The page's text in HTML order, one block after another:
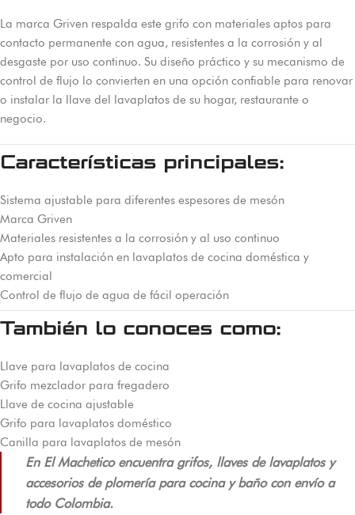
La marca Griven respalda este grifo con materiales aptos para
contacto permanente con agua, resistentes a la corrosión y al
desgaste por uso continuo. Su diseño práctico y su mecanismo de
control de flujo lo convierten en una opción confiable para renovar
o instalar la llave del lavaplatos de su hogar, restaurante o
negocio.
Características principales:
Sistema ajustable para diferentes espesores de mesón
Marca Griven
Materiales resistentes a la corrosión y al uso continuo
Apto para instalación en lavaplatos de cocina doméstica y
comercial
Control de flujo de agua de fácil operación
También lo conoces como:
Llave para lavaplatos de cocina
Grifo mezclador para fregadero
Llave de cocina ajustable
Grifo para lavaplatos doméstico
Canilla para lavaplatos de mesón
En El Machetico encuentra grifos, llaves de lavaplatos y
accesorios de plomería para cocina y baño con envío a
todo Colombia.